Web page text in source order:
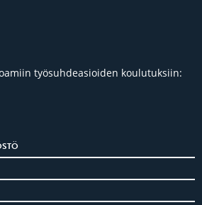
työsuhdeasioiden koulutuksiin: